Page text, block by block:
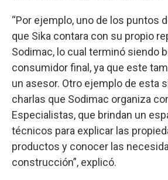
“Por ejemplo, uno de los puntos
que Sika contara con su propio
Sodimac, lo cual terminó siendo
consumidor final, ya que este
un asesor. Otro ejemplo de esta
charlas que Sodimac organiza
Especialistas, que brindan un
técnicos para explicar las
productos y conocer las
construcción”, explicó.